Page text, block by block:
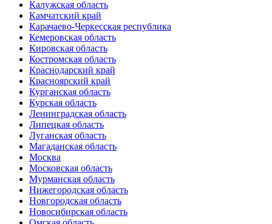
Калужская область
Камчатский край
Карачаево-Черкесская республика
Кемеровская область
Кировская область
Костромская область
Краснодарский край
Красноярский край
Курганская область
Курская область
Ленинградская область
Липецкая область
Луганская область
Магаданская область
Москва
Московская область
Мурманская область
Нижегородская область
Новгородская область
Новосибирская область